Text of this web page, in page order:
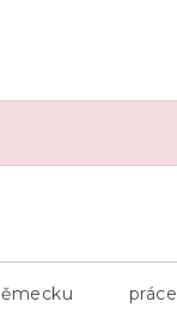
práce